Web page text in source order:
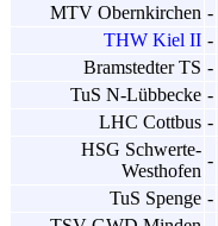
MTV Obernkirchen -
THW Kiel II -
Bramstedter TS -
TuS N-Lübbecke -
LHC Cottbus -
HSG Schwerte-
Westhofen
-
TuS Spenge -